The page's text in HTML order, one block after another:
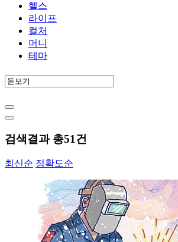
헬스
라이프
컬처
머니
테마
검색결과 총51건
최신순 정확도순